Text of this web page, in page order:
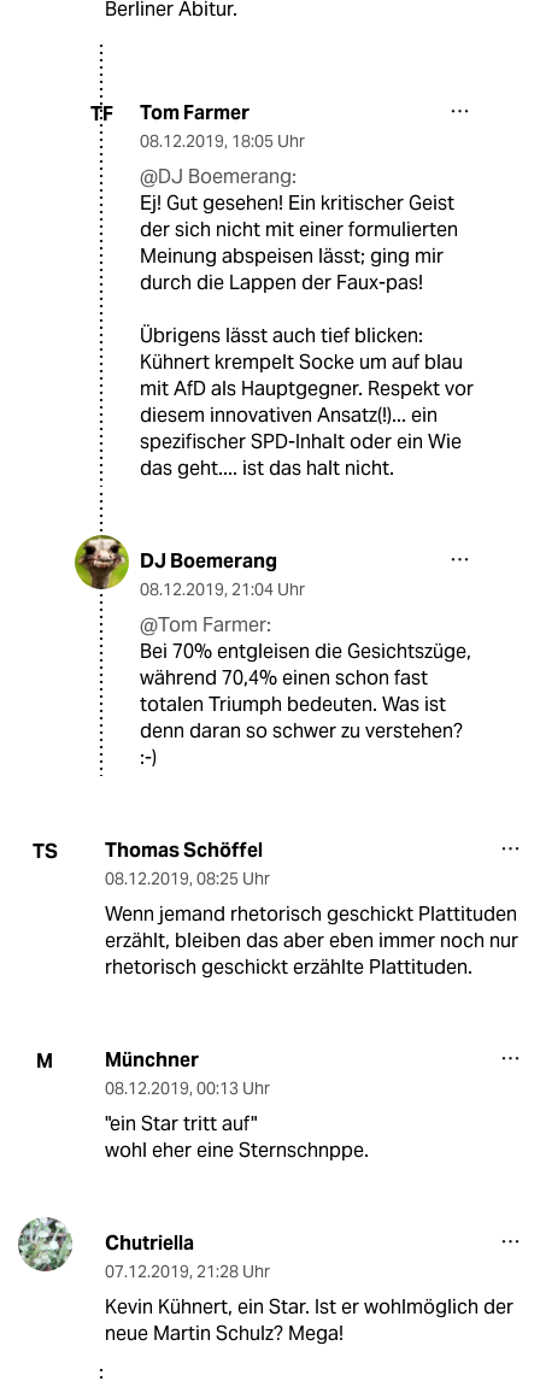
Berliner Abitur.
TF Tom Farmer
08.12.2019, 18:05 Uhr
@DJ Boemerang:
Ej! Gut gesehen! Ein kritischer Geist
der sich nicht mit einer formulierten
Meinung abspeisen lässt; ging mir
durch die Lappen der Faux-pas!
Übrigens lässt auch tief blicken:
Kühnert krempelt Socke um auf blau
mit AfD als Hauptgegner. Respekt vor
diesem innovativen Ansatz(!)... ein
spezifischer SPD-Inhalt oder ein Wie
das geht.... ist das halt nicht.
DJ Boemerang
08.12.2019, 21:04 Uhr
@Tom Farmer:
Bei 70% entgleisen die Gesichtszüge,
während 70,4% einen schon fast
totalen Triumph bedeuten. Was ist
denn daran so schwer zu verstehen?
:-)
TS Thomas Schöffel
08.12.2019, 08:25 Uhr
Wenn jemand rhetorisch geschickt Plattituden
erzählt, bleiben das aber eben immer noch nur
rhetorisch geschickt erzählte Plattituden.
M Münchner
08.12.2019, 00:13 Uhr
"ein Star tritt auf"
wohl eher eine Sternschnppe.
Chutriella
07.12.2019, 21:28 Uhr
Kevin Kühnert, ein Star. Ist er wohlmöglich der
neue Martin Schulz? Mega!